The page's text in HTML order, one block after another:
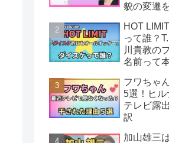
貌の変遷
HOT
って誰？
川貴教の
名前って
フワちゃ
5選！ヒル
テレビ露
訳
加山雄三